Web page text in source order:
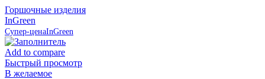
Горшочные изделия
InGreen
Супер-ценаInGreen
Add to compare
Быстрый просмотр
В желаемое